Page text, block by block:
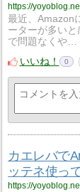
https://
最近、Amazon
ーターが多い
で問題なくや…
いいね！
0
カエレバで
ッテネ使っ
https://